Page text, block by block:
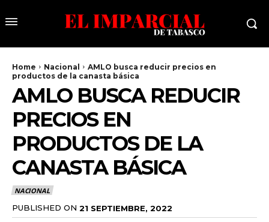
Home Nacional
AMLO busca reducir precios en
productos de la canasta básica
AMLO BUSCA REDUCIR
PRECIOS EN
PRODUCTOS DE LA
CANASTA BÁSICA
NACIONAL
PUBLISHED ON 21 SEPTIEMBRE, 2022